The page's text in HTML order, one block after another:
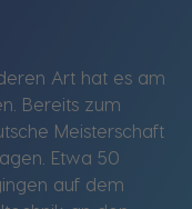
Art hat es am
Bereits zum
Meisterschaft
Etwa 50
auf dem